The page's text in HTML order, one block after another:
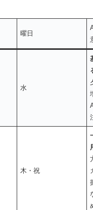
曜日
水
木・祝